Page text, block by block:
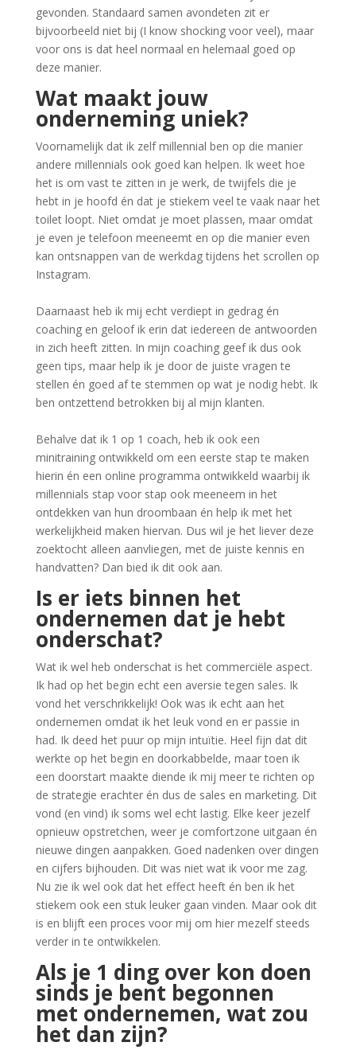
gevonden. Standaard samen avondeten zit er
bijvoorbeeld niet bij (I know shocking voor veel), maar
voor ons is dat heel normaal en helemaal goed op
deze manier.
Wat maakt jouw
onderneming uniek?
Voornamelijk dat ik zelf millennial ben op die manier
andere millennials ook goed kan helpen. Ik weet hoe
het is om vast te zitten in je werk, de twijfels die je
hebt in je hoofd én dat je stiekem veel te vaak naar het
toilet loopt. Niet omdat je moet plassen, maar omdat
je even je telefoon meeneemt en op die manier even
kan ontsnappen van de werkdag tijdens het scrollen op
Instagram.
Daarnaast heb ik mij echt verdiept in gedrag én
coaching en geloof ik erin dat iedereen de antwoorden
in zich heeft zitten. In mijn coaching geef ik dus ook
geen tips, maar help ik je door de juiste vragen te
stellen én goed af te stemmen op wat je nodig hebt. Ik
ben ontzettend betrokken bij al mijn klanten.
Behalve dat ik 1 op 1 coach, heb ik ook een
minitraining ontwikkeld om een eerste stap te maken
hierin én een online programma ontwikkeld waarbij ik
millennials stap voor stap ook meeneem in het
ontdekken van hun droombaan én help ik met het
werkelijkheid maken hiervan. Dus wil je het liever deze
zoektocht alleen aanvliegen, met de juiste kennis en
handvatten? Dan bied ik dit ook aan.
Is er iets binnen het
ondernemen dat je hebt
onderschat?
Wat ik wel heb onderschat is het commerciële aspect.
Ik had op het begin echt een aversie tegen sales. Ik
vond het verschrikkelijk! Ook was ik echt aan het
ondernemen omdat ik het leuk vond en er passie in
had. Ik deed het puur op mijn intuïtie. Heel fijn dat dit
werkte op het begin en doorkabbelde, maar toen ik
een doorstart maakte diende ik mij meer te richten op
de strategie erachter én dus de sales en marketing. Dit
vond (en vind) ik soms wel echt lastig. Elke keer jezelf
opnieuw opstretchen, weer je comfortzone uitgaan én
nieuwe dingen aanpakken. Goed nadenken over dingen
en cijfers bijhouden. Dit was niet wat ik voor me zag.
Nu zie ik wel ook dat het effect heeft én ben ik het
stiekem ook een stuk leuker gaan vinden. Maar ook dit
is en blijft een proces voor mij om hier mezelf steeds
verder in te ontwikkelen.
Als je 1 ding over kon doen
sinds je bent begonnen
met ondernemen, wat zou
het dan zijn?